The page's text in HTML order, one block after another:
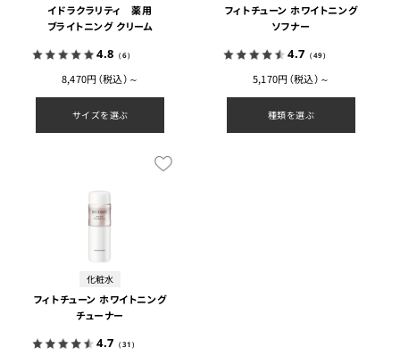
イドラクラリティ 薬用
ブライトニング クリーム
4.8 （6）
8,470円（税込）～
サイズを選ぶ
フィトチューン ホワイトニング
ソフナー
4.7 （49）
5,170円（税込）～
種類を選ぶ
化粧水
フィトチューン ホワイトニング
チューナー
4.7 （31）